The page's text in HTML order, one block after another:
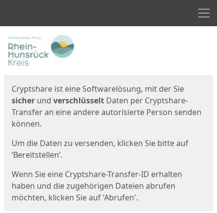
Start
Cryptshare ist eine Softwarelösung, mit der Sie
sicher und verschlüsselt Daten per Cryptshare-
Transfer an eine andere autorisierte Person senden
können.
Um die Daten zu versenden, klicken Sie bitte auf
‘Bereitstellen’.
Wenn Sie eine Cryptshare-Transfer-ID erhalten
haben und die zugehörigen Dateien abrufen
möchten, klicken Sie auf 'Abrufen'.